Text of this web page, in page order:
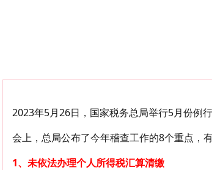
2023年5月26日，国家税务总局举行5月份例行
会上，总局公布了今年稽查工作的8个重点，
1、未依法办理个人所得税汇算清缴